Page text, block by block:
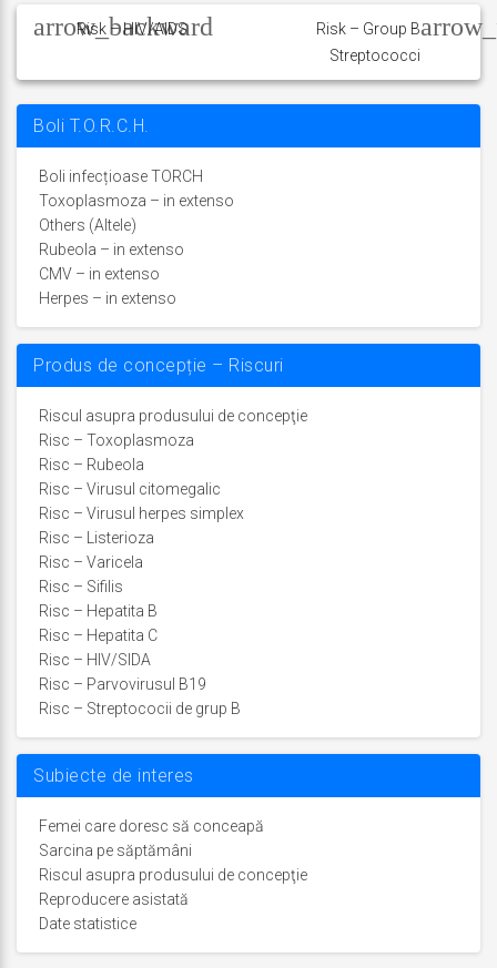
în
Risk – HIV/AIDS
Risk – Group B
Streptococci
Boli T.O.R.C.H.
Boli infecțioase TORCH
Toxoplasmoza – in extenso
Others (Altele)
Rubeola – in extenso
CMV – in extenso
Herpes – in extenso
Produs de concepție – Riscuri
Riscul asupra produsului de concepţie
Risc – Toxoplasmoza
Risc – Rubeola
Risc – Virusul citomegalic
Risc – Virusul herpes simplex
Risc – Listerioza
Risc – Varicela
Risc – Sifilis
Risc – Hepatita B
Risc – Hepatita C
Risc – HIV/SIDA
Risc – Parvovirusul B19
Risc – Streptococii de grup B
Subiecte de interes
Femei care doresc să conceapă
Sarcina pe săptămâni
Riscul asupra produsului de concepţie
Reproducere asistată
Date statistice